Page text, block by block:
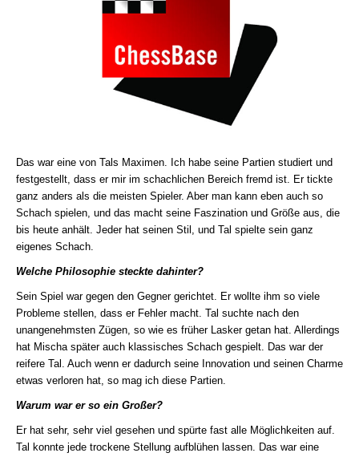
Das war eine von Tals Maximen. Ich habe seine Partien studiert und
festgestellt, dass er mir im schachlichen Bereich fremd ist. Er tickte
ganz anders als die meisten Spieler. Aber man kann eben auch so
Schach spielen, und das macht seine Faszination und Größe aus, die
bis heute anhält. Jeder hat seinen Stil, und Tal spielte sein ganz
eigenes Schach.
Welche Philosophie steckte dahinter?
Sein Spiel war gegen den Gegner gerichtet. Er wollte ihm so viele
Probleme stellen, dass er Fehler macht. Tal suchte nach den
unangenehmsten Zügen, so wie es früher Lasker getan hat. Allerdings
hat Mischa später auch klassisches Schach gespielt. Das war der
reifere Tal. Auch wenn er dadurch seine Innovation und seinen Charme
etwas verloren hat, so mag ich diese Partien.
Warum war er so ein Großer?
Er hat sehr, sehr viel gesehen und spürte fast alle Möglichkeiten auf.
Tal konnte jede trockene Stellung aufblühen lassen. Das war eine